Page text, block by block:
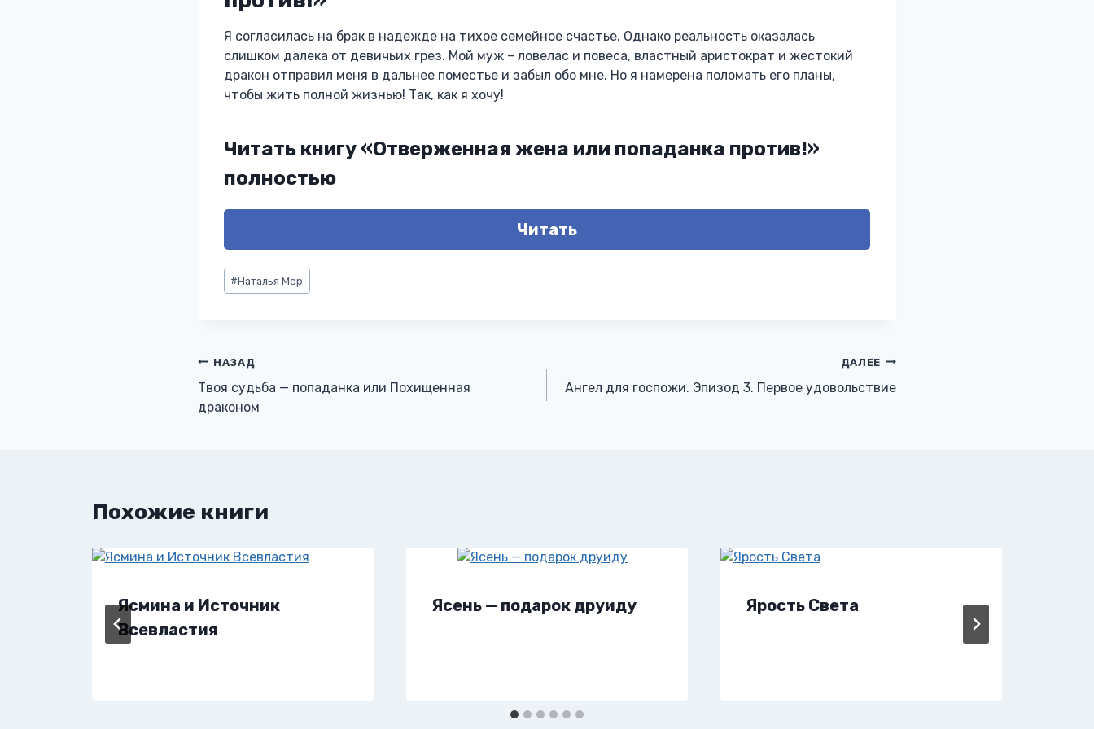
Я согласилась на брак в надежде на тихое семейное счастье. Однако реальность оказалась
слишком далека от девичьих грез. Мой муж – ловелас и повеса, властный аристократ и жестокий
дракон отправил меня в дальнее поместье и забыл обо мне. Но я намерена поломать его планы,
чтобы жить полной жизнью! Так, как я хочу!
Читать книгу «Отверженная жена или попаданка против!»
полностью
Читать
Метки
записи:
#Наталья Мор
Навигация
по
НАЗАД
Твоя судьба — попаданка или Похищенная
драконом
ДАЛЕЕ
Ангел для госпожи. Эпизод 3. Первое удовольствие
Похожие книги
Ясмина и Источник
Всевластия
Ясень — подарок друиду Ярость Света